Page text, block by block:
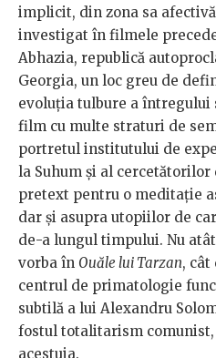
implicit, din zona sa
investigat în filmele
Abhazia, republică
Georgia, un loc greu de
evoluția tulbure a întregului
film cu multe straturi de
portretul institutului de
la Suhum și al cercetătorilor
pretext pentru o meditație
dar și asupra utopiilor de
de-a lungul timpului. Nu
vorba în Ouăle lui Tarzan, cât
centrul de primatologie
subtilă a lui Alexandru
fostul totalitarism
acestuia.